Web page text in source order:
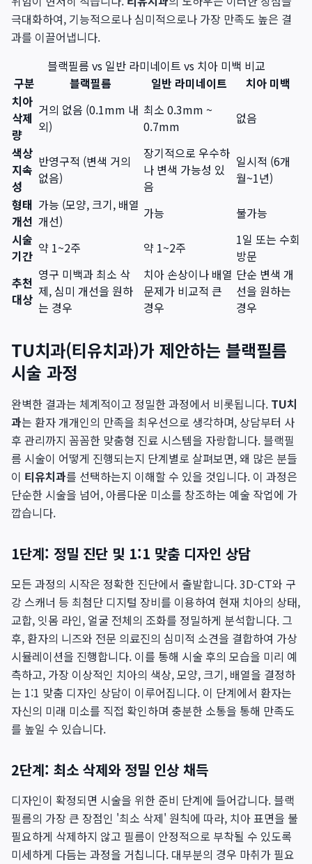
극대화하여, 기능적으로나 심미적으로나 가장 만족도 높은 결
과를 이끌어냅니다.
블랙필름 vs 일반 라미네이트 vs 치아 미백 비교
구분
블랙필름 일반 라미네이트
치아 미백
치아
삭제
량
거의 없음 (0.1mm 내
외)
최소 0.3mm ~
0.7mm
없음
색상
지속
성
반영구적 (변색 거의
없음)
장기적으로 우수하
나 변색 가능성 있
음
일시적 (6개
월~1년)
형태
개선
가능 (모양, 크기, 배열
개선)
가능
불가능
시술
기간 약 1~2주 약 1~2주
1일 또는 수회
방문
추천
대상
영구 미백과 최소 삭
제, 심미 개선을 원하
는 경우
치아 손상이나 배열
문제가 비교적 큰
경우
단순 변색 개
선을 원하는
경우
TU치과(티유치과)가 제안하는 블랙필름
시술 과정
완벽한 결과는 체계적이고 정밀한 과정에서 비롯됩니다. TU치
과는 환자 개개인의 만족을 최우선으로 생각하며, 상담부터 사
후 관리까지 꼼꼼한 맞춤형 진료 시스템을 자랑합니다. 블랙필
름 시술이 어떻게 진행되는지 단계별로 살펴보면, 왜 많은 분들
이 티유치과를 선택하는지 이해할 수 있을 것입니다. 이 과정은
단순한 시술을 넘어, 아름다운 미소를 창조하는 예술 작업에 가
깝습니다.
1단계: 정밀 진단 및 1:1 맞춤 디자인 상담
모든 과정의 시작은 정확한 진단에서 출발합니다. 3D-CT와 구
강 스캐너 등 최첨단 디지털 장비를 이용하여 현재 치아의 상태,
교합, 잇몸 라인, 얼굴 전체의 조화를 정밀하게 분석합니다. 그
후, 환자의 니즈와 전문 의료진의 심미적 소견을 결합하여 가상
시뮬레이션을 진행합니다. 이를 통해 시술 후의 모습을 미리 예
측하고, 가장 이상적인 치아의 색상, 모양, 크기, 배열을 결정하
는 1:1 맞춤 디자인 상담이 이루어집니다. 이 단계에서 환자는
자신의 미래 미소를 직접 확인하며 충분한 소통을 통해 만족도
를 높일 수 있습니다.
2단계: 최소 삭제와 정밀 인상 채득
디자인이 확정되면 시술을 위한 준비 단계에 들어갑니다. 블랙
필름의 가장 큰 장점인 '최소 삭제' 원칙에 따라, 치아 표면을 불
필요하게 삭제하지 않고 필름이 안정적으로 부착될 수 있도록
미세하게 다듬는 과정을 거칩니다. 대부분의 경우 마취가 필요